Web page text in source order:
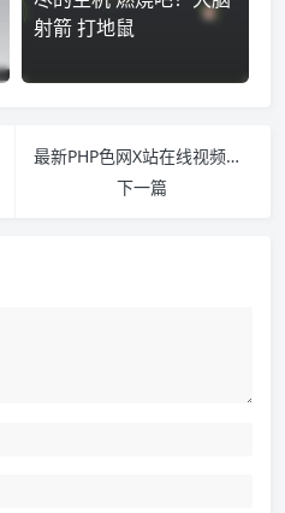
射箭 打地鼠
最新PHP色网X站在线视频源码苹果带1W+数据整站源码带采集规则自动发布
下一篇